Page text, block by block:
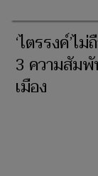
‘ไตรรงค์’ไ
3 ความสัม
เมือง